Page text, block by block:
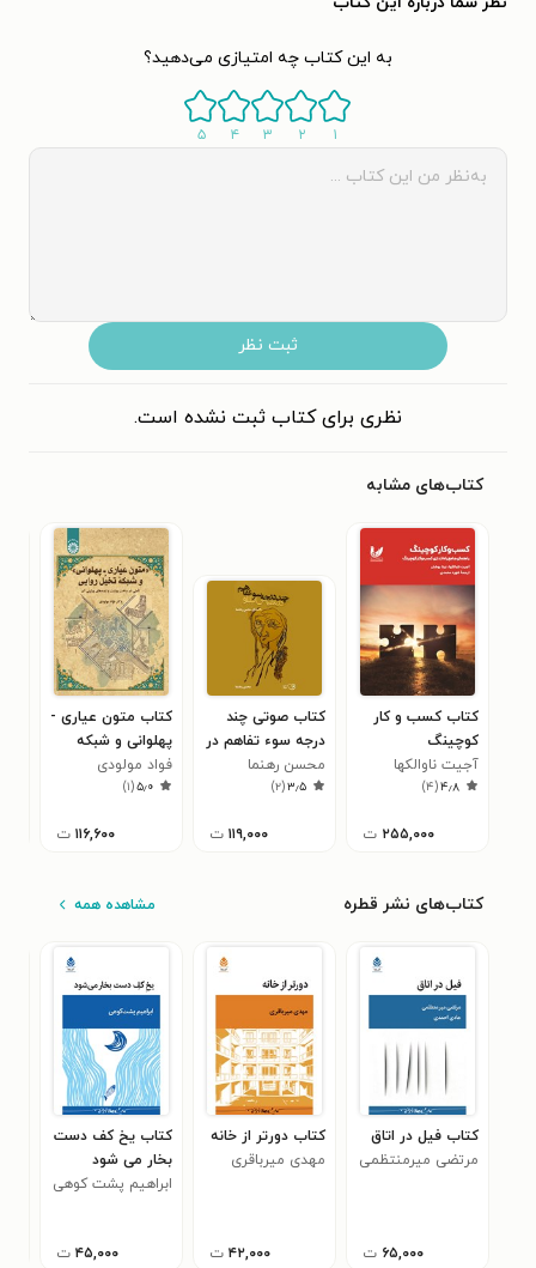
به این کتاب چه امتیازی می‌دهید؟
۱ ۲ ۳ ۴ ۵
ثبت نظر
نظری برای کتاب ثبت نشده است.
کتاب‌های مشابه
کتاب کسب و کار
کوچینگ
آجیت ناوالکها
۴٫۸(۴)
۲۵۵,۰۰۰ ت
کتاب صوتی چند
درجه سوء تفاهم در
مقیاس اتللو
محسن رهنما
۳٫۵(۲)
۱۱۹,۰۰۰ ت
کتاب متون عیاری -
پهلوانی و شبکه
تخیل روایی
فواد مولودی
۵٫۰(۱)
۱۱۶,۶۰۰ ت
کتاب‌های نشر قطره مشاهده همه
کتاب فیل در اتاق
مرتضی میرمنتظمی
۶۵,۰۰۰ ت
کتاب دورتر از خانه
مهدی میرباقری
۴۲,۰۰۰ ت
کتاب یخ کف دست
بخار می شود
ابراهیم پشت کوهی
۴۵,۰۰۰ ت